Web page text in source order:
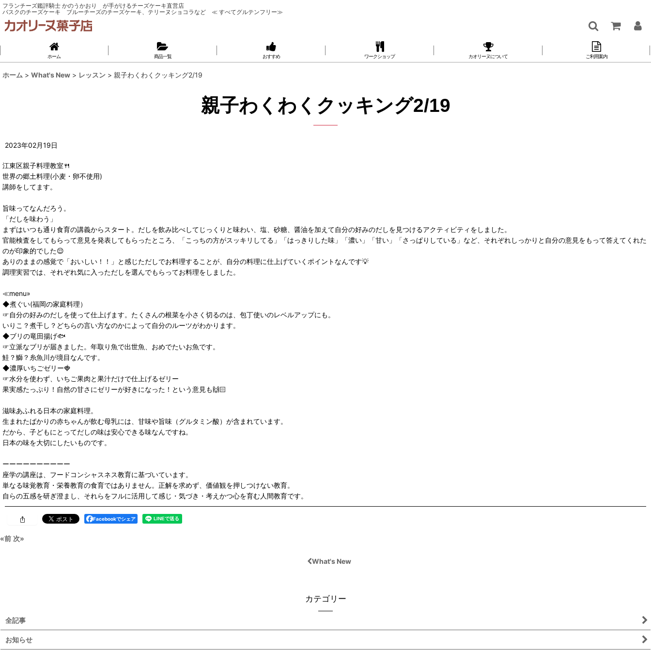
フランチーズ鑑評騎士 かのうかおり が手がけるチーズケーキ直営店
バスクのチーズケーキ ブルーチーズのチーズケーキ、テリーヌショコラなど ≪ すべてグルテンフリー≫
ホーム 商品一覧 おすすめ ワークショップ カオリーヌについて ご利用案内
ホーム > What's New > レッスン > 親子わくわくクッキング2/19
親子わくわくクッキング2/19
2023年02月19日
江東区親子料理教室🍴
世界の郷土料理(小麦・卵不使用)
講師をしてます。
旨味ってなんだろう。
「だしを味わう」
まずはいつも通り食育の講義からスタート。だしを飲み比べしてじっくりと味わい、塩、砂糖、醤油を加えて自分の好みのだしを見つけるアクティビティをしました。
官能検査をしてもらって意見を発表してもらったところ、「こっちの方がスッキリしてる」「はっきりした味」「濃い」「甘い」「さっぱりしている」など、それぞれしっかりと自分の意見をもって答えてくれた
のが印象的でした😌
ありのままの感覚で「おいしい！！」と感じただしでお料理することが、自分の料理に仕上げていくポイントなんです💡
調理実習では、それぞれ気に入っただしを選んでもらってお料理をしました。
≪menu»
◆煮ぐい(福岡の家庭料理）
☞自分の好みのだしを使って仕上げます。たくさんの根菜を小さく切るのは、包丁使いのレベルアップにも。
いりこ？煮干し？どちらの言い方なのかによって自分のルーツがわかります。
◆ブリの竜田揚げ🐟
☞立派なブリが届きました。年取り魚で出世魚、おめでたいお魚です。
鮭？鰤？糸魚川が境目なんです。
◆濃厚いちごゼリー🍓
☞水分を使わず、いちご果肉と果汁だけで仕上げるゼリー
果実感たっぷり！自然の甘さにゼリーが好きになった！という意見も🙌🏻
滋味あふれる日本の家庭料理。
生まれたばかりの赤ちゃんが飲む母乳には、甘味や旨味（グルタミン酸）が含まれています。
だから、子どもにとってだしの味は安心できる味なんですね。
日本の味を大切にしたいものです。
ーーーーーーーーーー
座学の講座は、フードコンシャスネス教育に基づいています。
単なる味覚教育・栄養教育の食育ではありません。正解を求めず、価値観を押しつけない教育。
自らの五感を研ぎ澄まし、それらをフルに活用して感じ・気づき・考えかつ心を育む人間教育です。
Facebookでシェア
«前 次»
What's New
カテゴリー
全記事
お知らせ